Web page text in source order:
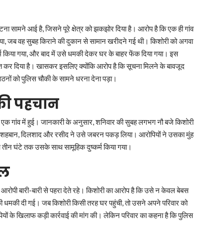
सामने आई है, जिसने पूरे क्षेत्र को झकझोर दिया है। आरोप है कि एक ही गांव
जब वह सुबह किराने की दुकान से सामान खरीदने गई थी। किशोरी को अगवा
गया, और बाद में उसे धमकी देकर घर के बाहर फेंक दिया गया। इस
दिया है। खासकर इसलिए क्योंकि आरोप है कि सूचना मिलने के बावजूद
को पुलिस चौकी के सामने धरना देना पड़ा।
पहचान
गांव में हुई। जानकारी के अनुसार, शनिवार की सुबह लगभग नौ बजे किशोरी
दिलशाद और रसीद ने उसे जबरन पकड़ लिया। आरोपियों ने उसका मुंह
घंटे तक उसके साथ सामूहिक दुष्कर्म किया गया।
बारी-बारी से पहरा देते रहे। किशोरी का आरोप है कि उसे न केवल बेबस
दी गई। जब किशोरी किसी तरह घर पहुंची, तो उसने अपने परिवार को
के खिलाफ कड़ी कार्रवाई की मांग की। लेकिन परिवार का कहना है कि पुलिस